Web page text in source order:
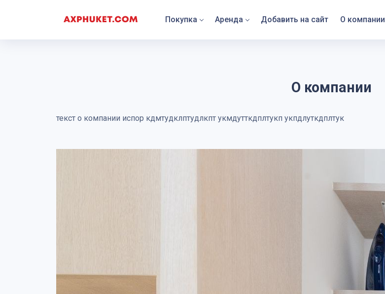
Покупка Аренда Добавить на сайт О компании
О компании
текст о компании испор кдмтудклптудлкпт укмдутткдплтукп укпдлуткдплтук